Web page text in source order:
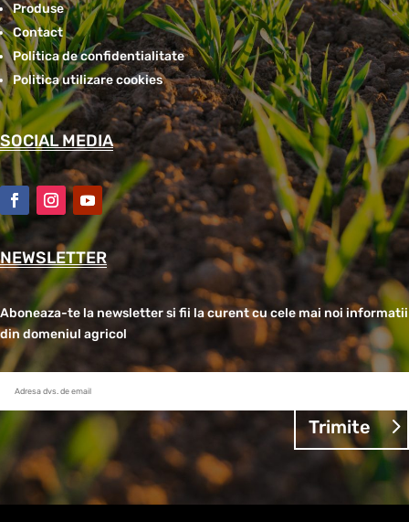
Produse
Contact
Politica de confidentialitate
Politica utilizare cookies
SOCIAL MEDIA
NEWSLETTER
Aboneaza-te la newsletter si fii la curent cu cele mai noi informatii
din domeniul agricol
Trimite